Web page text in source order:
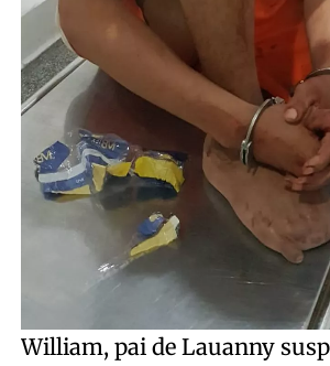
William, pai de Lauanny